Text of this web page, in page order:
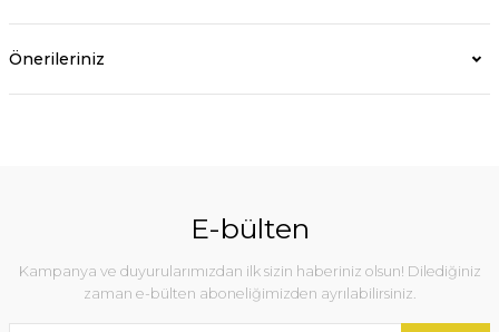
Önerileriniz
E-bülten
Kampanya ve duyurularımızdan ilk sizin haberiniz olsun! Dilediğiniz
zaman e-bülten aboneliğimizden ayrılabilirsiniz.